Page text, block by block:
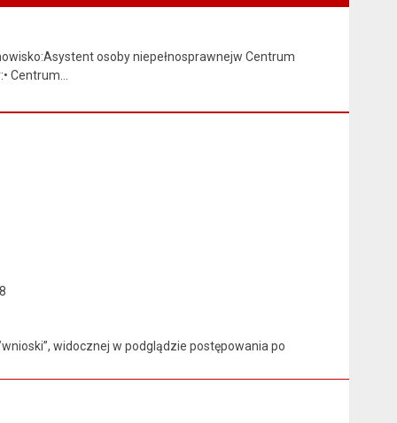
osoby niepełnosprawnejw Centrum
Centrum…
widocznej w podglądzie postępowania po